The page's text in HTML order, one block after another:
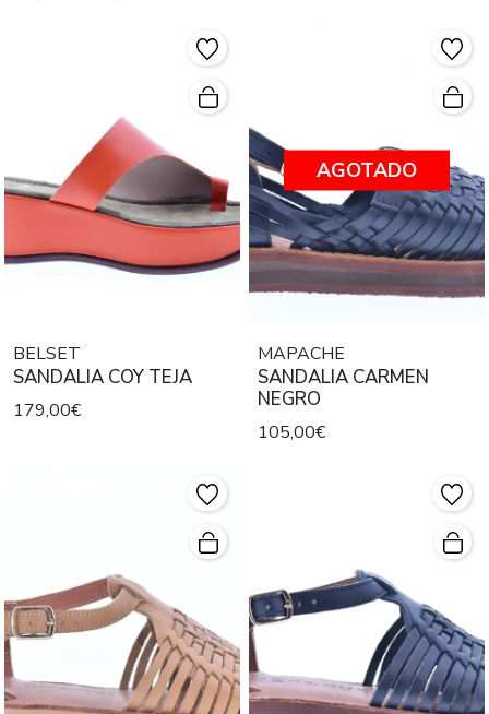
BELSET
SANDALIA COY TEJA
179,00€
AGOTADO
MAPACHE
SANDALIA CARMEN
NEGRO
105,00€